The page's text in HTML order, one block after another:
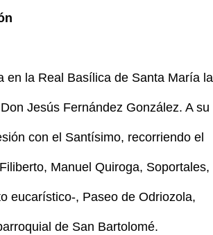
en la Real Basílica de Santa María la
Jesús Fernández González. A su
con el Santísimo, recorriendo el
Manuel Quiroga, Soportales,
eucarístico-, Paseo de Odriozola,
de San Bartolomé.